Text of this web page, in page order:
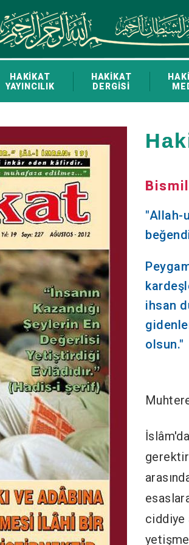
HAKİKAT
YAYINCILIK
HAKİKAT
DERGİSİ
"Allah-
ihsan
olsun."
ciddiye